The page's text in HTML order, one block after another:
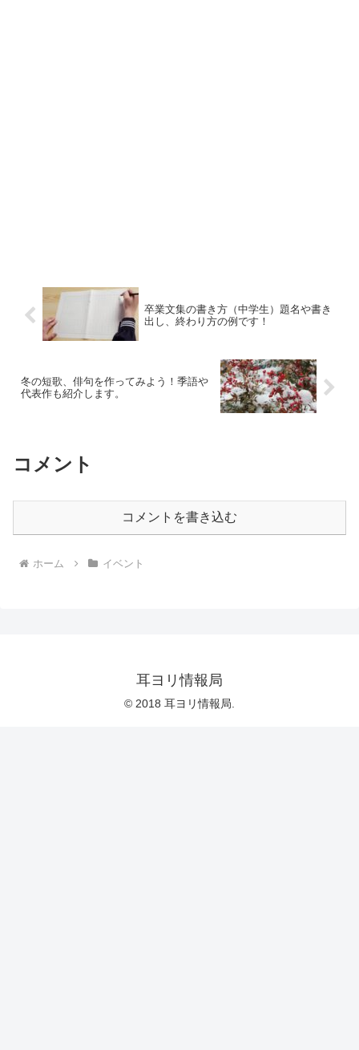
卒業文集の書き方（中学生）題名や書き
出し、終わり方の例です！
冬の短歌、俳句を作ってみよう！季語や
代表作も紹介します。
コメント
コメントを書き込む
ホーム イベント
耳ヨリ情報局
© 2018 耳ヨリ情報局.